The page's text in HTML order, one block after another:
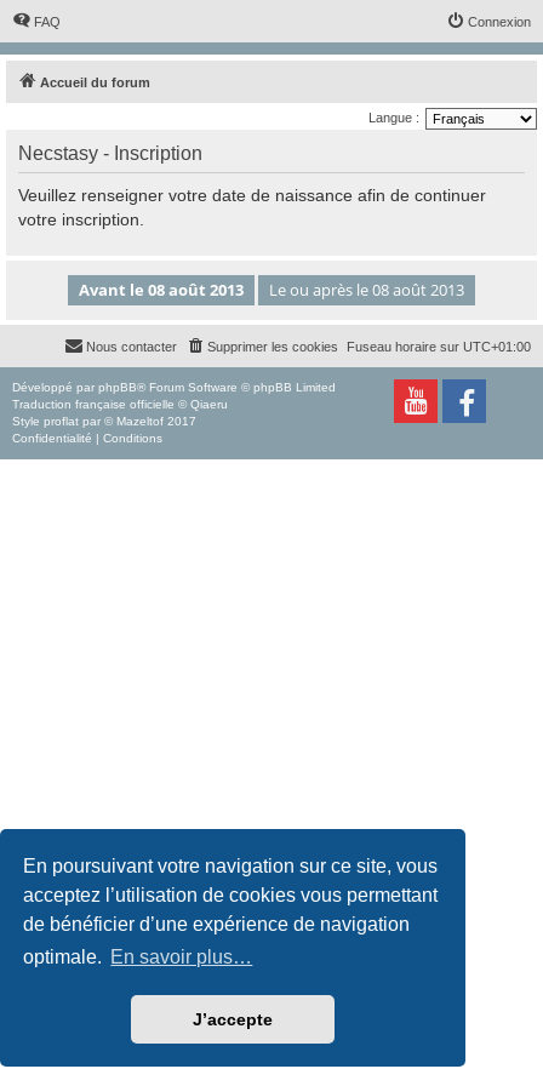
En poursuivant votre navigation sur ce site, vous
acceptez l’utilisation de cookies vous permettant
de bénéficier d’une expérience de navigation
optimale. En savoir plus…
J’accepte
FAQ Connexion
Accueil du forum
Langue :
Necstasy - Inscription
Veuillez renseigner votre date de naissance afin de continuer
votre inscription.
Fuseau horaire sur UTC+01:00
Supprimer les cookies
Nous contacter
Développé par phpBB® Forum Software © phpBB Limited
Traduction française officielle © Qiaeru
Style proflat par © Mazeltof 2017
Confidentialité
Conditions